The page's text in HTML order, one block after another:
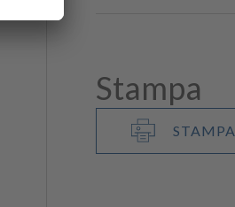
Stampa
STAMPA